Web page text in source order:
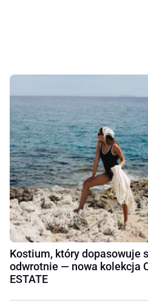
Kostium, który dopasowuje
odwrotnie — nowa kolekcja
ESTATE